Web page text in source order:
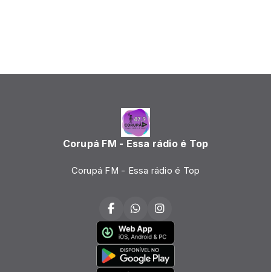
Corupá FM - Essa rádio é Top
Corupá FM - Essa rádio é Top